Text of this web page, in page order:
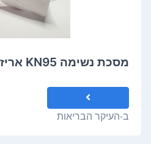
מסכת נשימה KN95 אריזה של 10 יחידות
ב-העיקר הבריאות